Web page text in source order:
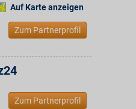
Auf Karte anzeigen
Zum Partnerprofil
Zum Partnerprofil